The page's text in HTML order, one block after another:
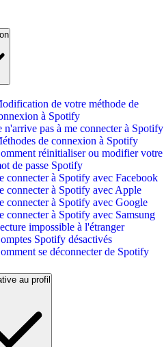
de votre méthode de
à Spotify
n'arrive pas à me connecter à Spotify
de connexion à Spotify
réinitialiser ou modifier votre
de passe Spotify
connecter à Spotify avec Facebook
connecter à Spotify avec Apple
connecter à Spotify avec Google
connecter à Spotify avec Samsung
impossible à l'étranger
Spotify désactivés
se déconnecter de Spotify
au profil